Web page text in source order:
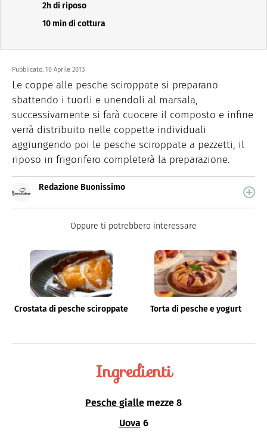
2h di riposo
10 min di cottura
Pubblicato: 10 Aprile 2013
Le coppe alle pesche sciroppate si preparano
sbattendo i tuorli e unendoli al marsala,
successivamente si farà cuocere il composto e infine
verrà distribuito nelle coppette individuali
aggiungendo poi le pesche sciroppate a pezzetti, il
riposo in frigorifero completerà la preparazione.
Redazione Buonissimo
quale trovi idee veloci, facili e spiegate passo passo.
Oppure ti potrebbero interessare
Crostata di pesche sciroppate Torta di pesche e yogurt
Ingredienti
Pesche gialle mezze 8
Uova 6